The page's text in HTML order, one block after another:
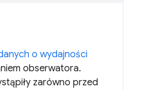
o wydajności
obserwatora.
zarówno przed